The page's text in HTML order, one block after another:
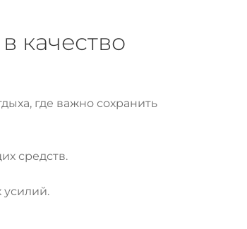
качество
где важно сохранить
средств.
усилий.